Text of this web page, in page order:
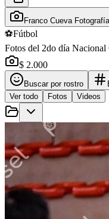
Franco Cueva Fotografía
⚽Fútbol
Fotos del 2do día
$ 2.000
Buscar por rostro
Ver todo
Fotos Videos